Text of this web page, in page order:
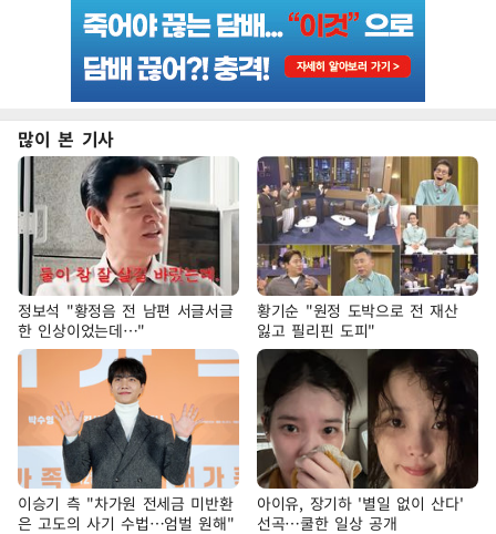
많이 본 기사
정보석 "황정음 전 남편 서글서글
한 인상이었는데…"
황기순 "원정 도박으로 전 재산
잃고 필리핀 도피"
이승기 측 "차가원 전세금 미반환
은 고도의 사기 수법…엄벌 원해"
아이유, 장기하 '별일 없이 산다'
선곡…쿨한 일상 공개